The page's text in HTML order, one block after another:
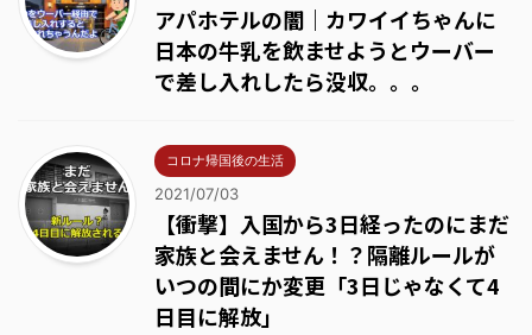
アパホテルの闇｜カワイイちゃんに
日本の牛乳を飲ませようとウーバー
で差し入れしたら没収。。。
コロナ帰国後の生活
2021/07/03
【衝撃】入国から3日経ったのにまだ
家族と会えません！？隔離ルールが
いつの間にか変更「3日じゃなくて4
日目に解放」